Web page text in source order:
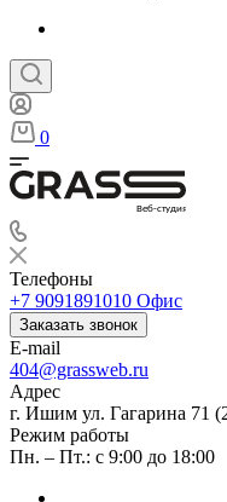
0
Веб-студия
Телефоны
+7 9091891010 Офис
Заказать звонок
E-mail
404@grassweb.ru
Адрес
г. Ишим ул. Гагарина 71
Режим работы
Пн. – Пт.: с 9:00 до 18:00